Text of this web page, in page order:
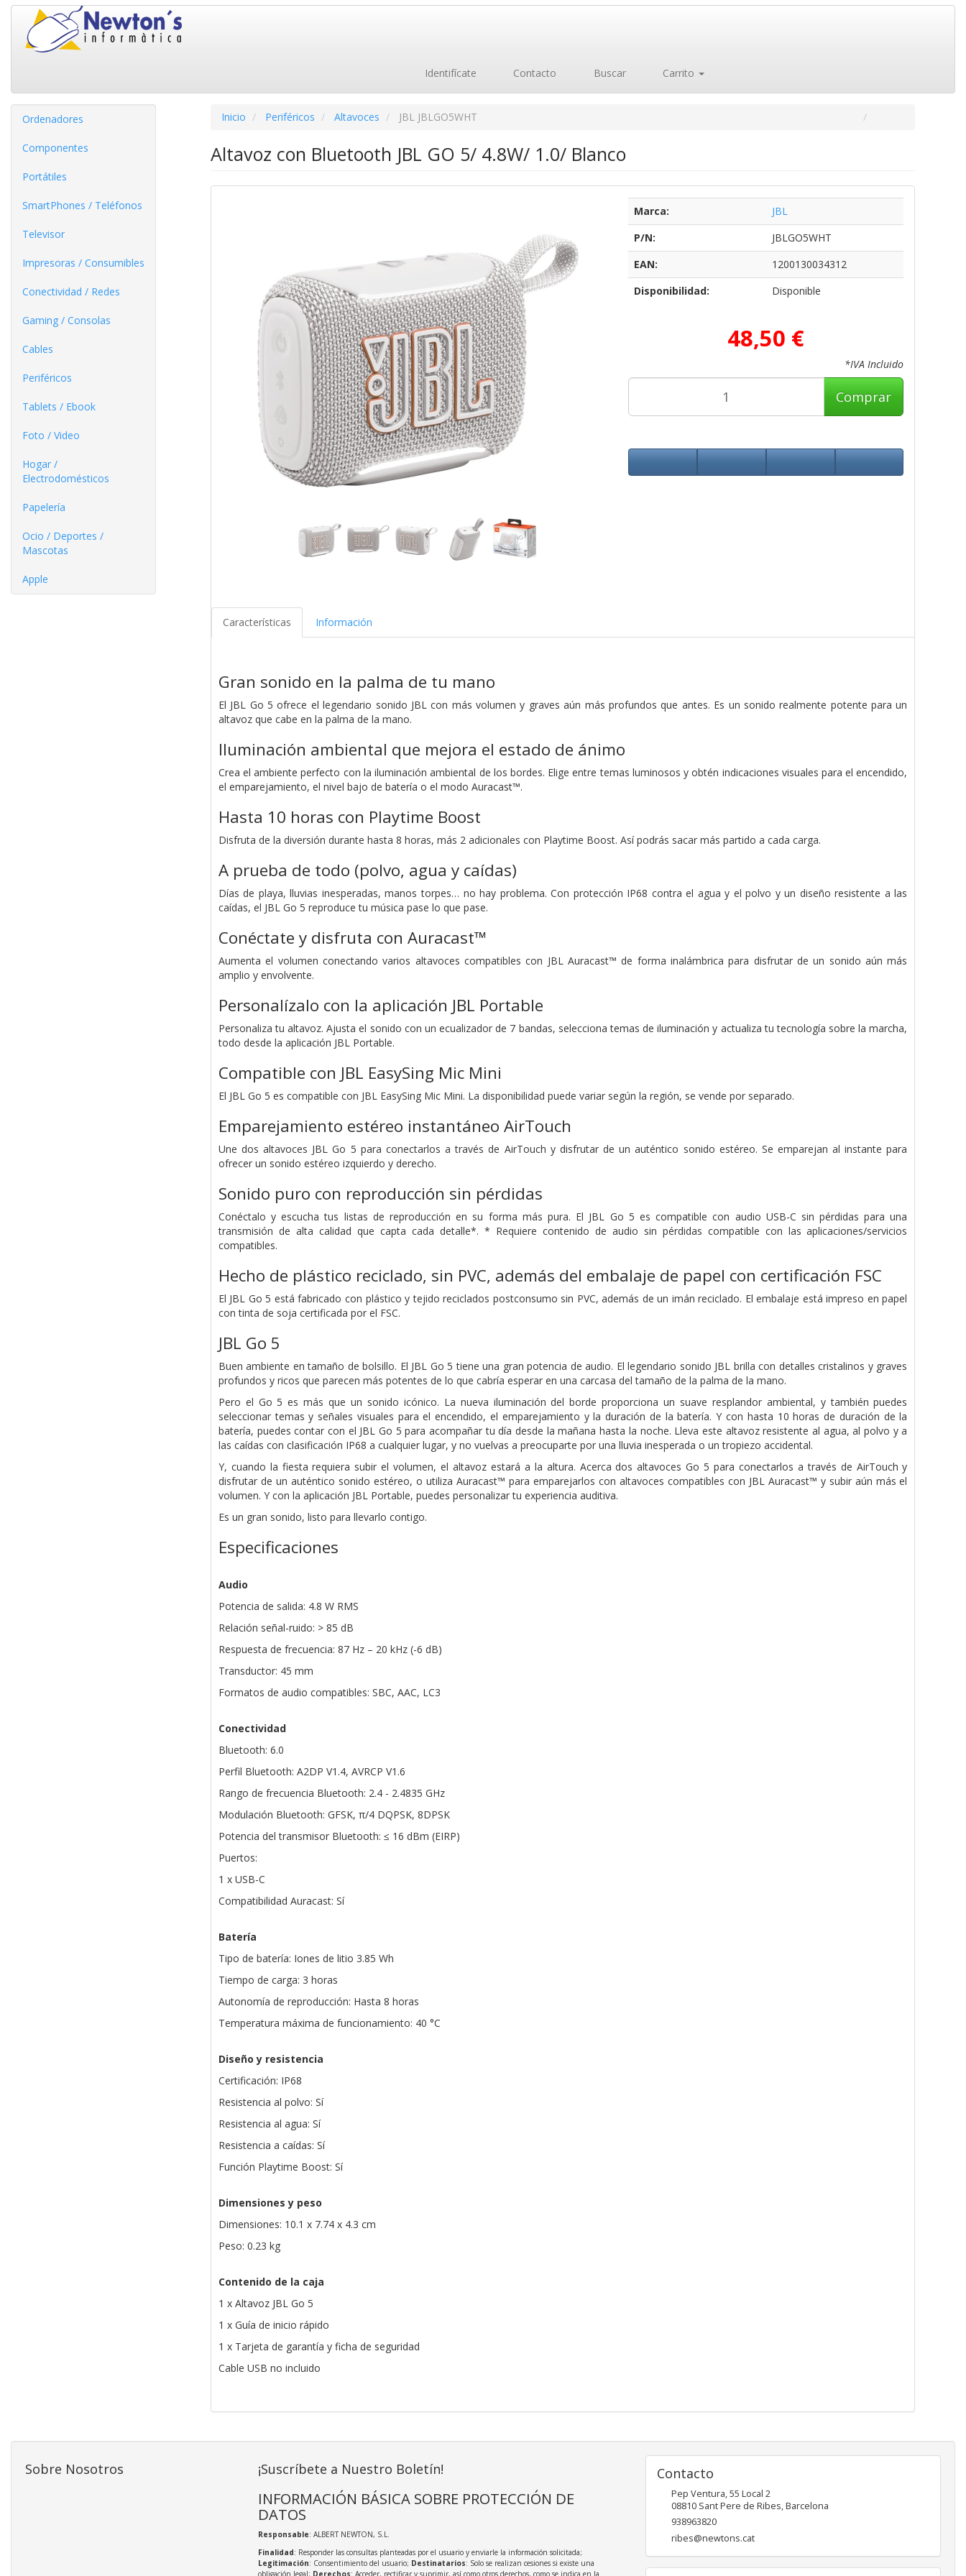
Identifícate Contacto Buscar Carrito
Ordenadores
Componentes
Portátiles
SmartPhones / Teléfonos
Televisor
Impresoras / Consumibles
Conectividad / Redes
Gaming / Consolas
Cables
Periféricos
Tablets / Ebook
Foto / Video
Hogar /
Electrodomésticos
Papelería
Ocio / Deportes /
Mascotas
Apple
Inicio Periféricos Altavoces JBL JBLGO5WHT
Altavoz con Bluetooth JBL GO 5/ 4.8W/ 1.0/ Blanco
Marca:
JBL
P/N:
JBLGO5WHT
EAN:
1200130034312
Disponibilidad:
Disponible
48,50 €
*IVA Incluido
Comprar
Características Información
Gran sonido en la palma de tu mano
El JBL Go 5 ofrece el legendario sonido JBL con más volumen y graves aún más profundos que antes. Es un sonido realmente potente para un
altavoz que cabe en la palma de la mano.
Iluminación ambiental que mejora el estado de ánimo
Crea el ambiente perfecto con la iluminación ambiental de los bordes. Elige entre temas luminosos y obtén indicaciones visuales para el encendido,
el emparejamiento, el nivel bajo de batería o el modo Auracast™.
Hasta 10 horas con Playtime Boost
Disfruta de la diversión durante hasta 8 horas, más 2 adicionales con Playtime Boost. Así podrás sacar más partido a cada carga.
A prueba de todo (polvo, agua y caídas)
Días de playa, lluvias inesperadas, manos torpes… no hay problema. Con protección IP68 contra el agua y el polvo y un diseño resistente a las
caídas, el JBL Go 5 reproduce tu música pase lo que pase.
Conéctate y disfruta con Auracast™
Aumenta el volumen conectando varios altavoces compatibles con JBL Auracast™ de forma inalámbrica para disfrutar de un sonido aún más
amplio y envolvente.
Personalízalo con la aplicación JBL Portable
Personaliza tu altavoz. Ajusta el sonido con un ecualizador de 7 bandas, selecciona temas de iluminación y actualiza tu tecnología sobre la marcha,
todo desde la aplicación JBL Portable.
Compatible con JBL EasySing Mic Mini
El JBL Go 5 es compatible con JBL EasySing Mic Mini. La disponibilidad puede variar según la región, se vende por separado.
Emparejamiento estéreo instantáneo AirTouch
Une dos altavoces JBL Go 5 para conectarlos a través de AirTouch y disfrutar de un auténtico sonido estéreo. Se emparejan al instante para
ofrecer un sonido estéreo izquierdo y derecho.
Sonido puro con reproducción sin pérdidas
Conéctalo y escucha tus listas de reproducción en su forma más pura. El JBL Go 5 es compatible con audio USB-C sin pérdidas para una
transmisión de alta calidad que capta cada detalle*. * Requiere contenido de audio sin pérdidas compatible con las aplicaciones/servicios
compatibles.
Hecho de plástico reciclado, sin PVC, además del embalaje de papel con certificación FSC
El JBL Go 5 está fabricado con plástico y tejido reciclados postconsumo sin PVC, además de un imán reciclado. El embalaje está impreso en papel
con tinta de soja certificada por el FSC.
JBL Go 5
Buen ambiente en tamaño de bolsillo. El JBL Go 5 tiene una gran potencia de audio. El legendario sonido JBL brilla con detalles cristalinos y graves
profundos y ricos que parecen más potentes de lo que cabría esperar en una carcasa del tamaño de la palma de la mano.
Pero el Go 5 es más que un sonido icónico. La nueva iluminación del borde proporciona un suave resplandor ambiental, y también puedes
seleccionar temas y señales visuales para el encendido, el emparejamiento y la duración de la batería. Y con hasta 10 horas de duración de la
batería, puedes contar con el JBL Go 5 para acompañar tu día desde la mañana hasta la noche. Lleva este altavoz resistente al agua, al polvo y a
las caídas con clasificación IP68 a cualquier lugar, y no vuelvas a preocuparte por una lluvia inesperada o un tropiezo accidental.
Y, cuando la fiesta requiera subir el volumen, el altavoz estará a la altura. Acerca dos altavoces Go 5 para conectarlos a través de AirTouch y
disfrutar de un auténtico sonido estéreo, o utiliza Auracast™ para emparejarlos con altavoces compatibles con JBL Auracast™ y subir aún más el
volumen. Y con la aplicación JBL Portable, puedes personalizar tu experiencia auditiva.
Es un gran sonido, listo para llevarlo contigo.
Especificaciones
Audio
Potencia de salida: 4.8 W RMS
Relación señal-ruido: > 85 dB
Respuesta de frecuencia: 87 Hz – 20 kHz (-6 dB)
Transductor: 45 mm
Formatos de audio compatibles: SBC, AAC, LC3
Conectividad
Bluetooth: 6.0
Perfil Bluetooth: A2DP V1.4, AVRCP V1.6
Rango de frecuencia Bluetooth: 2.4 - 2.4835 GHz
Modulación Bluetooth: GFSK, π/4 DQPSK, 8DPSK
Potencia del transmisor Bluetooth: ≤ 16 dBm (EIRP)
Puertos:
1 x USB-C
Compatibilidad Auracast: Sí
Batería
Tipo de batería: Iones de litio 3.85 Wh
Tiempo de carga: 3 horas
Autonomía de reproducción: Hasta 8 horas
Temperatura máxima de funcionamiento: 40 °C
Diseño y resistencia
Certificación: IP68
Resistencia al polvo: Sí
Resistencia al agua: Sí
Resistencia a caídas: Sí
Función Playtime Boost: Sí
Dimensiones y peso
Dimensiones: 10.1 x 7.74 x 4.3 cm
Peso: 0.23 kg
Contenido de la caja
1 x Altavoz JBL Go 5
1 x Guía de inicio rápido
1 x Tarjeta de garantía y ficha de seguridad
Cable USB no incluido
Sobre Nosotros ¡Suscríbete a Nuestro Boletín!
INFORMACIÓN BÁSICA SOBRE PROTECCIÓN DE
DATOS
Responsable: ALBERT NEWTON, S.L.
Finalidad: Responder las consultas planteadas por el usuario y enviarle la información solicitada;
Legitimación: Consentimiento del usuario; Destinatarios: Solo se realizan cesiones si existe una
Contacto
Pep Ventura, 55 Local 2
08810 Sant Pere de Ribes,Barcelona
938963820
ribes@newtons.cat